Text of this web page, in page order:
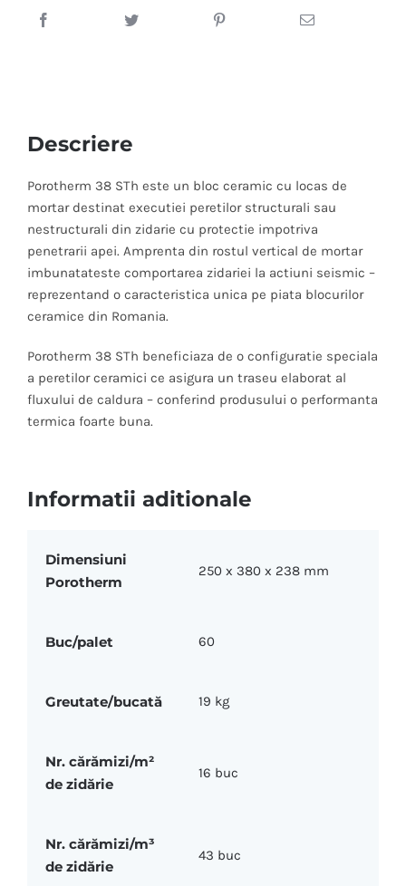
Descriere
Porotherm 38 STh este un bloc ceramic cu locas de
mortar destinat executiei peretilor structurali sau
nestructurali din zidarie cu protectie impotriva
penetrarii apei. Amprenta din rostul vertical de mortar
imbunatateste comportarea zidariei la actiuni seismic –
reprezentand o caracteristica unica pe piata blocurilor
ceramice din Romania.
Porotherm 38 STh beneficiaza de o configuratie speciala
a peretilor ceramici ce asigura un traseu elaborat al
fluxului de caldura – conferind produsului o performanta
termica foarte buna.
Informatii aditionale
Dimensiuni
Porotherm
250 x 380 x 238 mm
Buc/palet 60
Greutate/bucată 19 kg
Nr. cărămizi/m²
de zidărie
16 buc
Nr. cărămizi/m³
de zidărie
43 buc